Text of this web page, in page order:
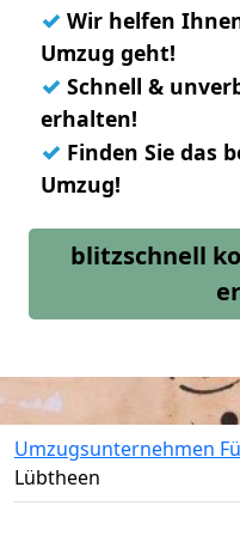
✓ Wir helfen
Umzug geht!
✓ Schnell &
erhalten!
✓ Finden Sie das
Umzug!
blitzschnell
Umzugsunternehmen
Lübtheen